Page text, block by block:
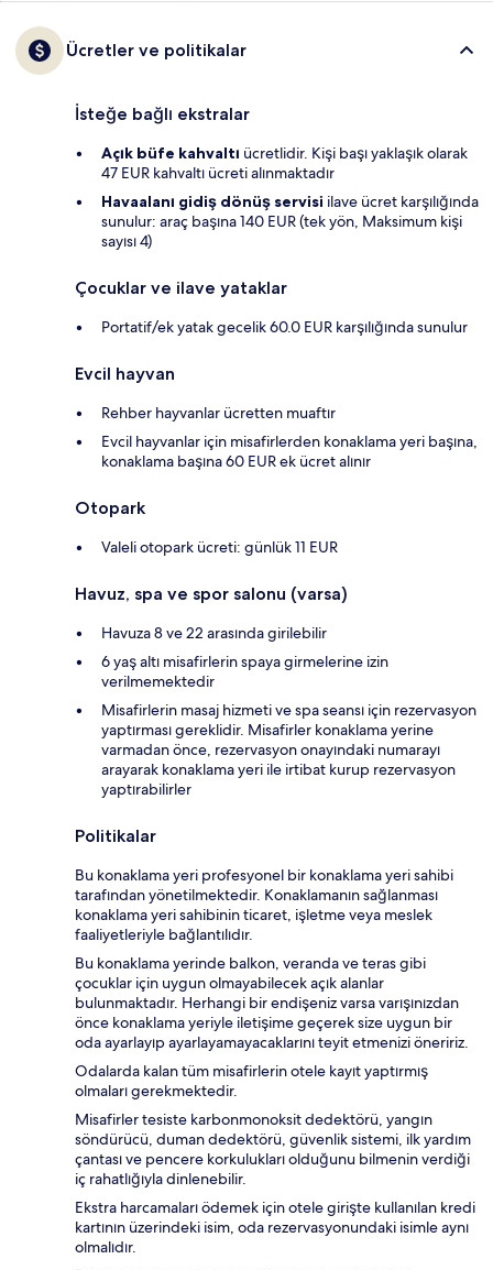
Ücretler ve politikalar
İsteğe bağlı ekstralar
Açık büfe kahvaltı ücretlidir. Kişi başı yaklaşık olarak
47 EUR kahvaltı ücreti alınmaktadır
Havaalanı gidiş dönüş servisi ilave ücret karşılığında
sunulur: araç başına 140 EUR (tek yön, Maksimum kişi
sayısı 4)
Çocuklar ve ilave yataklar
Portatif/ek yatak gecelik 60.0 EUR karşılığında sunulur
Evcil hayvan
Rehber hayvanlar ücretten muaftır
Evcil hayvanlar için misafirlerden konaklama yeri başına,
konaklama başına 60 EUR ek ücret alınır
Otopark
Valeli otopark ücreti: günlük 11 EUR
Havuz, spa ve spor salonu (varsa)
Havuza 8 ve 22 arasında girilebilir
6 yaş altı misafirlerin spaya girmelerine izin
verilmemektedir
Misafirlerin masaj hizmeti ve spa seansı için rezervasyon
yaptırması gereklidir. Misafirler konaklama yerine
varmadan önce, rezervasyon onayındaki numarayı
arayarak konaklama yeri ile irtibat kurup rezervasyon
yaptırabilirler
Politikalar
Bu konaklama yeri profesyonel bir konaklama yeri sahibi
tarafından yönetilmektedir. Konaklamanın sağlanması
konaklama yeri sahibinin ticaret, işletme veya meslek
faaliyetleriyle bağlantılıdır.
Bu konaklama yerinde balkon, veranda ve teras gibi
çocuklar için uygun olmayabilecek açık alanlar
bulunmaktadır. Herhangi bir endişeniz varsa varışınızdan
önce konaklama yeriyle iletişime geçerek size uygun bir
oda ayarlayıp ayarlayamayacaklarını teyit etmenizi öneririz.
Odalarda kalan tüm misafirlerin otele kayıt yaptırmış
olmaları gerekmektedir.
Misafirler tesiste karbonmonoksit dedektörü, yangın
söndürücü, duman dedektörü, güvenlik sistemi, ilk yardım
çantası ve pencere korkulukları olduğunu bilmenin verdiği
iç rahatlığıyla dinlenebilir.
Ekstra harcamaları ödemek için otele girişte kullanılan kredi
kartının üzerindeki isim, oda rezervasyonundaki isimle aynı
olmalıdır.